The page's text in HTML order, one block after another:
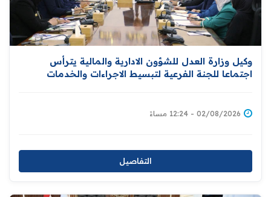
وكيل وزارة العدل للشؤون الادارية والمالية يترأس
اجتماعا للجنة الفرعية لتبسيط الاجراءات والخدمات
02/08/2026 - 12:24 مساءً
التفاصيل